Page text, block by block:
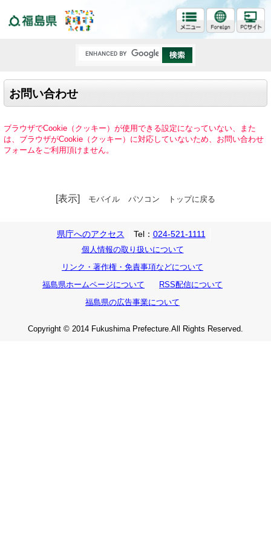
お問い合わせ
ブラウザでCookie（クッキー）が使用できる設定になっていない、また
は、ブラウザがCookie（クッキー）に対応していないため、お問い合わせ
フォームをご利用頂けません。
[表示] モバイル パソコン トップに戻る
県庁へのアクセス Tel： 024-521-1111
個人情報の取り扱いについて
リンク・著作権・免責事項などについて
福島県ホームページについて
RSS配信について
福島県の広告事業について
Copyright © 2014 Fukushima Prefecture.All Rights Reserved.